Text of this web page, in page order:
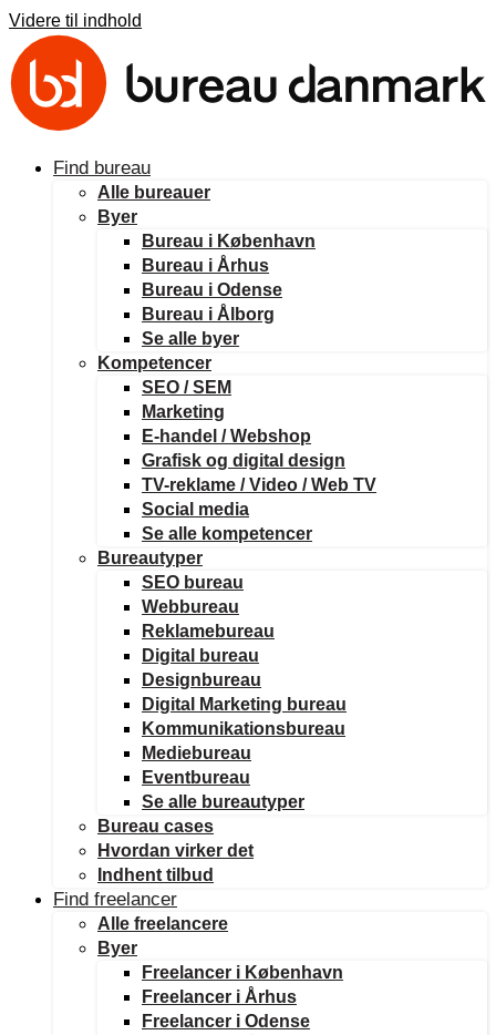
Videre til indhold
Find bureau
Alle bureauer
Byer
Bureau i København
Bureau i Århus
Bureau i Odense
Bureau i Ålborg
Se alle byer
Kompetencer
SEO / SEM
Marketing
E-handel / Webshop
Grafisk og digital design
TV-reklame / Video / Web TV
Social media
Se alle kompetencer
Bureautyper
SEO bureau
Webbureau
Reklamebureau
Digital bureau
Designbureau
Digital Marketing bureau
Kommunikationsbureau
Mediebureau
Eventbureau
Se alle bureautyper
Bureau cases
Hvordan virker det
Indhent tilbud
Find freelancer
Alle freelancere
Byer
Freelancer i København
Freelancer i Århus
Freelancer i Odense